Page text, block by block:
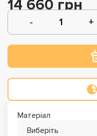
14 660 грн
Матеріал
Виберіть